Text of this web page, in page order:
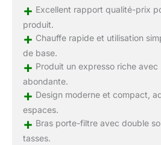
+ Excellent rapport qualité-prix
produit.
+ Chauffe rapide et utilisation
de base.
+ Produit un expresso riche avec
abondante.
+ Design moderne et compact,
espaces.
+ Bras porte-filtre avec double
tasses.